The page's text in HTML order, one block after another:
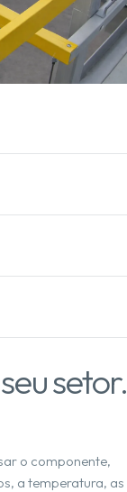
setor.
o componente,
a temperatura, as